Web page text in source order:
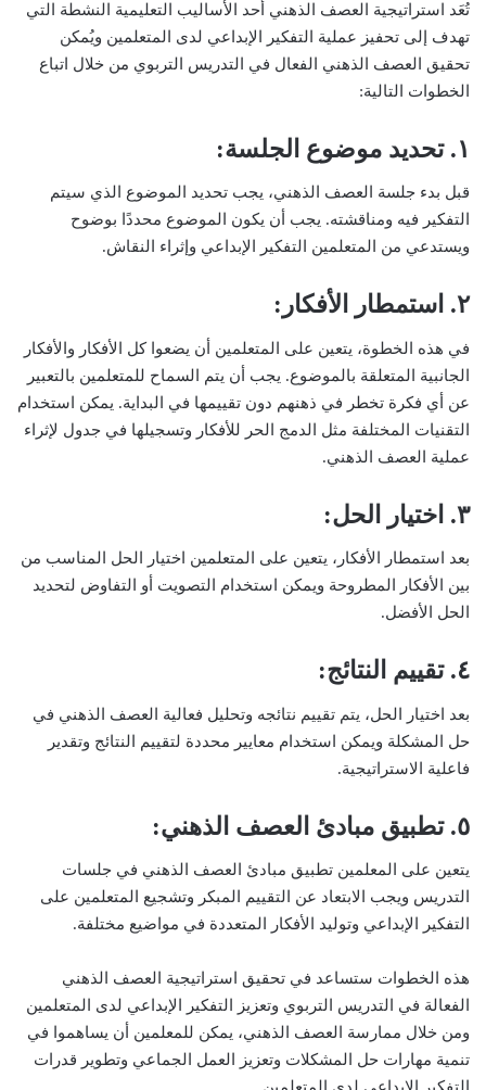
تُعَد استراتيجية العصف الذهني أحد الأساليب التعليمية النشطة التي
تهدف إلى تحفيز عملية التفكير الإبداعي لدى المتعلمين ويُمكن
تحقيق العصف الذهني الفعال في التدريس التربوي من خلال اتباع
الخطوات التالية:
١. تحديد موضوع الجلسة:
قبل بدء جلسة العصف الذهني، يجب تحديد الموضوع الذي سيتم
التفكير فيه ومناقشته. يجب أن يكون الموضوع محددًا بوضوح
ويستدعي من المتعلمين التفكير الإبداعي وإثراء النقاش.
٢. استمطار الأفكار:
في هذه الخطوة، يتعين على المتعلمين أن يضعوا كل الأفكار والأفكار
الجانبية المتعلقة بالموضوع. يجب أن يتم السماح للمتعلمين بالتعبير
عن أي فكرة تخطر في ذهنهم دون تقييمها في البداية. يمكن استخدام
التقنيات المختلفة مثل الدمج الحر للأفكار وتسجيلها في جدول لإثراء
عملية العصف الذهني.
٣. اختيار الحل:
بعد استمطار الأفكار، يتعين على المتعلمين اختيار الحل المناسب من
بين الأفكار المطروحة ويمكن استخدام التصويت أو التفاوض لتحديد
الحل الأفضل.
٤. تقييم النتائج:
بعد اختيار الحل، يتم تقييم نتائجه وتحليل فعالية العصف الذهني في
حل المشكلة ويمكن استخدام معايير محددة لتقييم النتائج وتقدير
فاعلية الاستراتيجية.
٥. تطبيق مبادئ العصف الذهني:
يتعين على المعلمين تطبيق مبادئ العصف الذهني في جلسات
التدريس ويجب الابتعاد عن التقييم المبكر وتشجيع المتعلمين على
التفكير الإبداعي وتوليد الأفكار المتعددة في مواضيع مختلفة.
هذه الخطوات ستساعد في تحقيق استراتيجية العصف الذهني
الفعالة في التدريس التربوي وتعزيز التفكير الإبداعي لدى المتعلمين
ومن خلال ممارسة العصف الذهني، يمكن للمعلمين أن يساهموا في
تنمية مهارات حل المشكلات وتعزيز العمل الجماعي وتطوير قدرات